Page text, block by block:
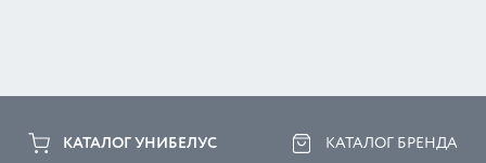
КАТАЛОГ УНИБЕЛУС КАТАЛОГ БРЕНДА